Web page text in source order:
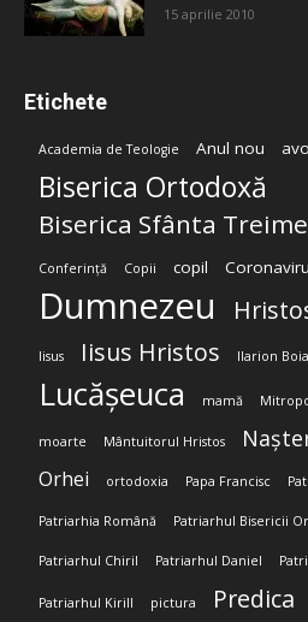
15 aprilie 2010
Etichete
Academia de Teologie Anul nou
Biserica Ortodoxă
Biserica Sfânta Treime
Conferință Copii copil
Dumnezeu
Iisus Iisus Hristos Ilarion
Lucășeuca mamă
moarte Mântuitorul Hristos
Orhei ortodoxia Papa Francisc
Patriarhia Română Patriarhul Bisericii
Patriarhul Chiril Patriarhul Daniel
Patriarhul Kirill pictura Predica